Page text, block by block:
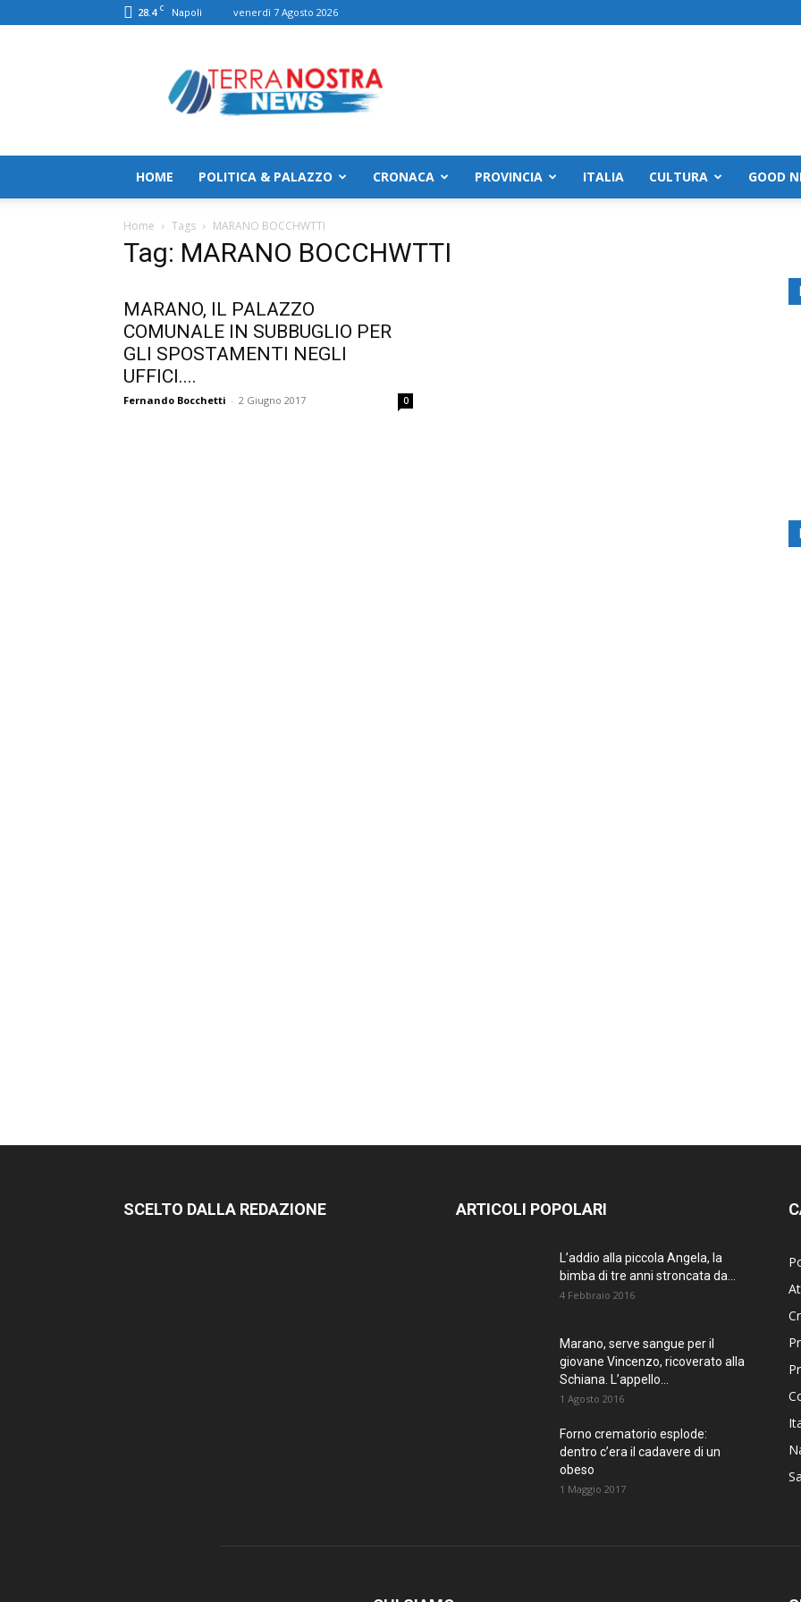
28.4 C Napoli venerdì 7 Agosto 2026
HOME POLITICA & PALAZZO CRONACA PROVINCIA ITALIA CULTURA GOOD
Home Tags MARANO BOCCHWTTI
Tag: MARANO BOCCHWTTI
MARANO, IL PALAZZO
COMUNALE IN SUBBUGLIO PER
GLI SPOSTAMENTI NEGLI
UFFICI....
Fernando Bocchetti - 2 Giugno 2017 0
SCELTO DALLA REDAZIONE ARTICOLI POPOLARI
L’addio alla piccola Angela, la
bimba di tre anni stroncata da...
4 Febbraio 2016
Marano, serve sangue per il
giovane Vincenzo, ricoverato alla
Schiana. L’appello...
1 Agosto 2016
Forno crematorio esplode:
dentro c’era il cadavere di un
obeso
1 Maggio 2017